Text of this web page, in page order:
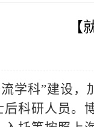
【
学科”建设
科研人员。